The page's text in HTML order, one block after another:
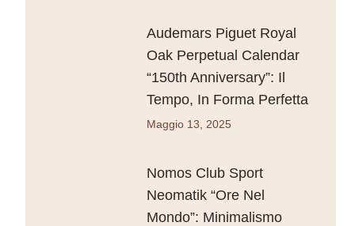
Audemars Piguet Royal
Oak Perpetual Calendar
“150th Anniversary”: Il
Tempo, In Forma Perfetta
Maggio 13, 2025
Nomos Club Sport
Neomatik “Ore Nel
Mondo”: Minimalismo